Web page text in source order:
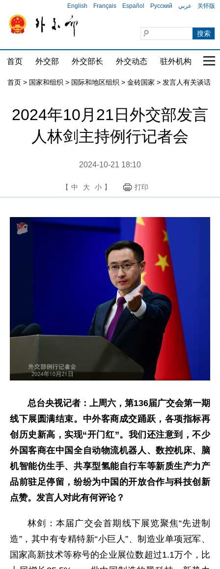
English Français Español Русский عربي 关怀版
首页 外交部 外交部长 外交动态 驻外机构 国
首页 > 国家和组织 > 国际和地区组织 > 金砖国家 > 发言人有关谈话
2024年10月21日外交部发言
人林剑主持例行记者会
2024-10-21 18:10
【 中 大 小 】 打印
总台央视记者：上周六，第136届广交会第一期
线下展圆满结束。中外客商成交踊跃，各项指标再
创历史新高，实现“开门红”。我们还注意到，不少
外国客商在中国全自动物流机器人、数控机床、脑
机智能仿生手、共享型氢能自行车等新质生产力产
品前驻足停留，纷纷为中国的开放合作与科技创新
点赞。发言人对此有何评论？
林剑：本届广交会首期线下展览聚焦“先进制
造”，其中有专精特新“小巨人”、制造业单项冠军、
国家高新技术等称号的企业展位数超过1.1万个，比